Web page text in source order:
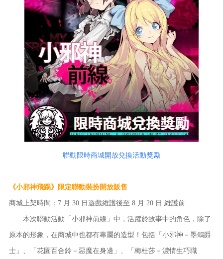
聯動限時商城開放兌換活動獎勵
《小邪神飛踢》限定聯動裝扮開放販售
商城上架時間：7 月 30 日遊戲維護後至 8 月 20 日 維護前
本次聯動活動「小邪神前線」中，活躍於故事中的角色，除了
原本的形象，在商城中也都有專屬的造型！包括「小邪神－墨鴿爵
士」、「花園百合鈴－惡魔在身邊」、「梅杜莎－濃情生巧職